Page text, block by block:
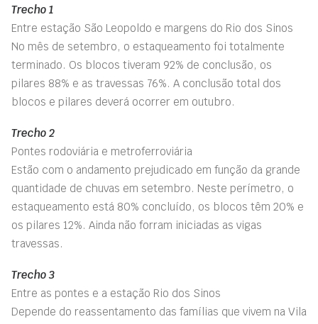
Trecho 1
Entre estação São Leopoldo e margens do Rio dos Sinos
No mês de setembro, o estaqueamento foi totalmente
terminado. Os blocos tiveram 92% de conclusão, os
pilares 88% e as travessas 76%. A conclusão total dos
blocos e pilares deverá ocorrer em outubro.
Trecho 2
Pontes rodoviária e metroferroviária
Estão com o andamento prejudicado em função da grande
quantidade de chuvas em setembro. Neste perímetro, o
estaqueamento está 80% concluído, os blocos têm 20% e
os pilares 12%. Ainda não forram iniciadas as vigas
travessas.
Trecho 3
Entre as pontes e a estação Rio dos Sinos
Depende do reassentamento das famílias que vivem na Vila